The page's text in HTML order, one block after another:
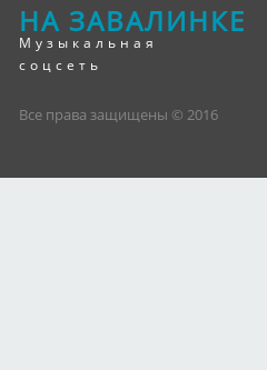
НА ЗАВАЛИНКЕ
Музыкальная
соцсеть
Все права защищены © 2016